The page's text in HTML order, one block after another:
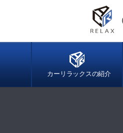
カーリラックスの紹介